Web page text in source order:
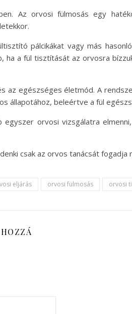
Az orvosi fülmosás egy
pálcikákat vagy más
ha a fül tisztítását az orvosra
az egészséges életmód. A
állapotához, beleértve a fül
orvosi vizsgálatra
csak az orvos tanácsát fogadja
eljárás orvosi fülmosás orvosi